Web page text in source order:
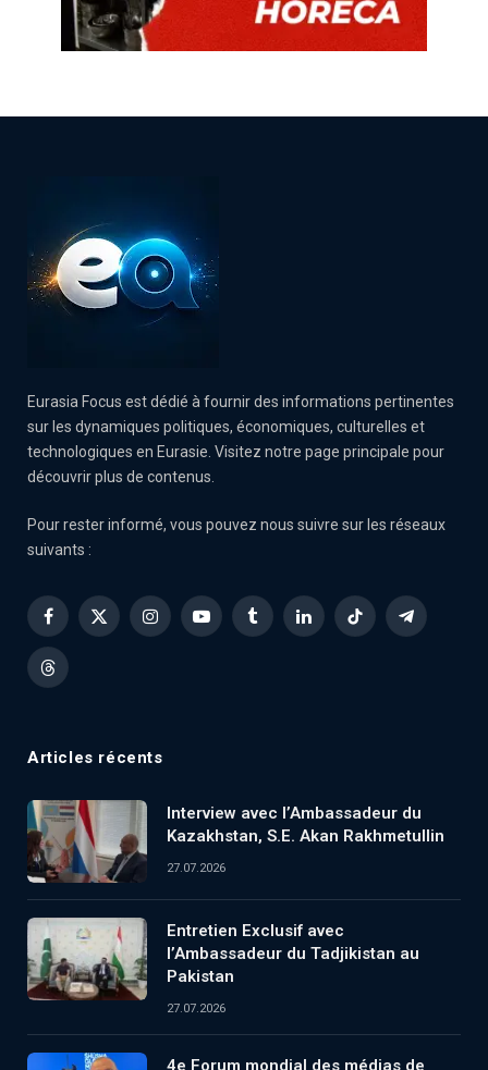
Eurasia Focus est dédié à fournir des informations pertinentes
sur les dynamiques politiques, économiques, culturelles et
technologiques en Eurasie. Visitez notre page principale pour
découvrir plus de contenus.
Pour rester informé, vous pouvez nous suivre sur les réseaux
suivants :
Facebook
X
InstagramYouTubeTumblrLinkedInTikTok Telegram
Threads
Articles récents
Interview avec l’Ambassadeur du
Kazakhstan, S.E. Akan Rakhmetullin
27.07.2026
Entretien Exclusif avec
l’Ambassadeur du Tadjikistan au
Pakistan
27.07.2026
4e Forum mondial des médias de